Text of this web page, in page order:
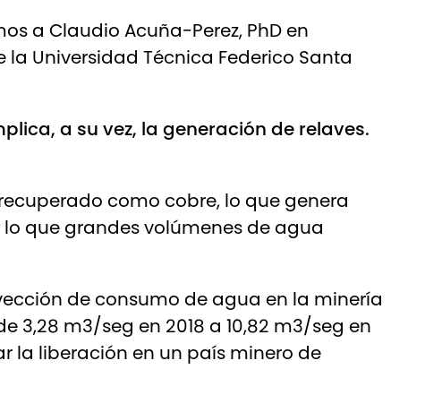
a Claudio Acuña-Perez, PhD en
Universidad Técnica Federico Santa
a su vez, la generación de relaves.
como cobre, lo que genera
que grandes volúmenes de agua
de consumo de agua en la minería
m3/seg en 2018 a 10,82 m3/seg en
la liberación en un país minero de